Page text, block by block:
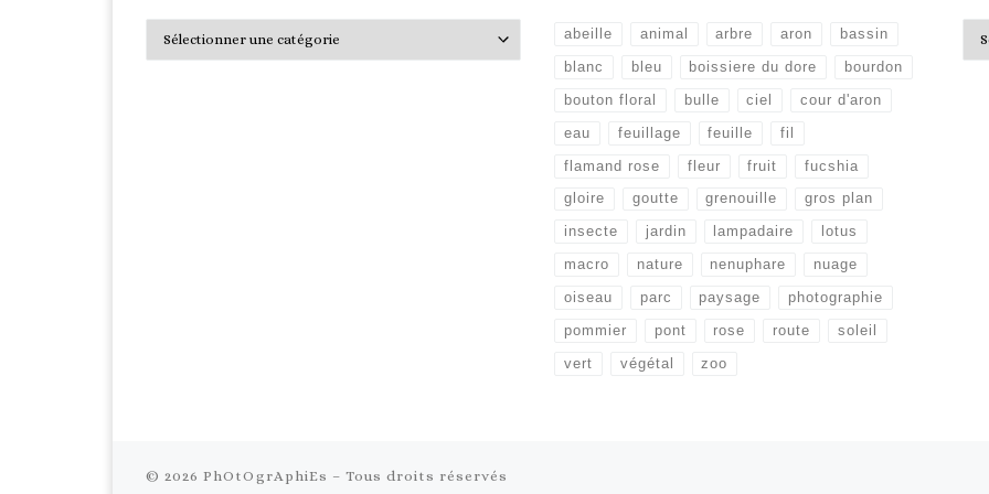
abeille animal arbre aron bassin
blanc bleu boissiere du dore bourdon
bouton floral bulle ciel cour d'aron
eau feuillage feuille fil
flamand rose fleur fruit fucshia
gloire goutte grenouille gros plan
insecte jardin lampadaire lotus
macro nature nenuphare nuage
oiseau parc paysage photographie
pommier pont rose route soleil
vert végétal zoo
© 2026 PhOtOgrAphiEs – Tous droits réservés